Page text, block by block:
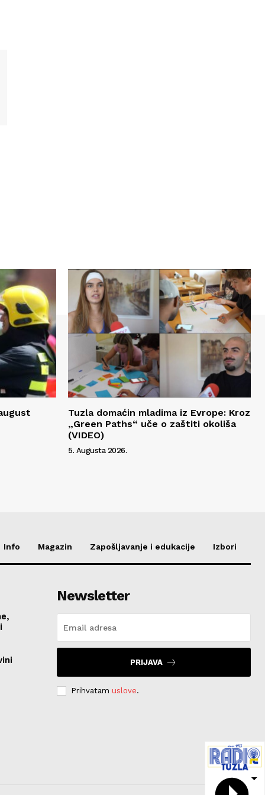
Tuzla domaćin mladima iz Evrope: Kroz
„Green Paths“ uče o zaštiti okoliša
(VIDEO)
5. Augusta 2026.
Info Magazin Zapošljavanje i edukacije Izbori
Newsletter
PRIJAVA
Prihvatam uslove.